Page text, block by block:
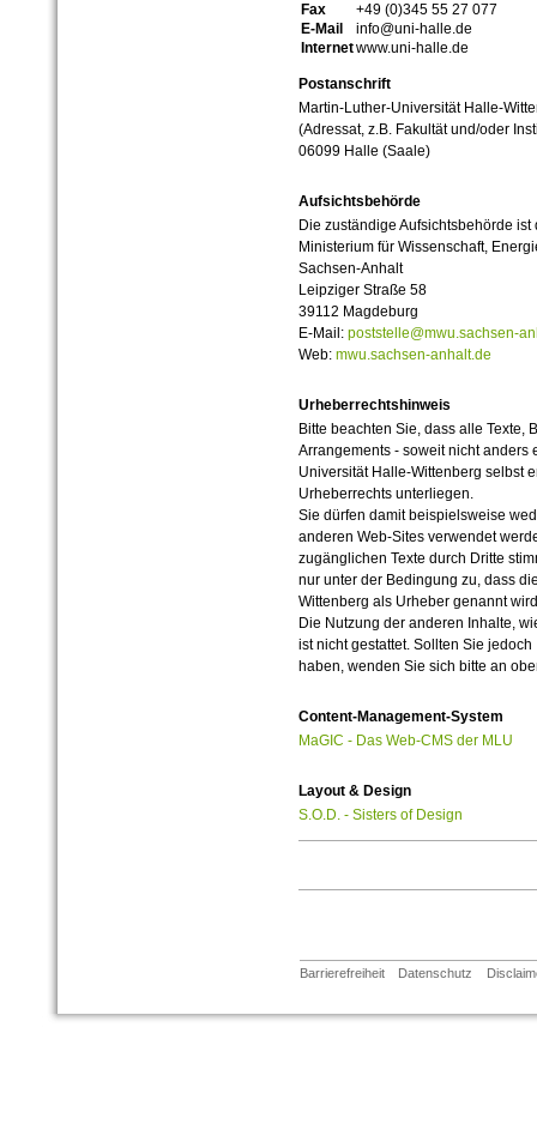
Fax
+49 (0)345 55 27 077
E-Mail
info@uni-halle.de
Internetwww.uni-halle.de
Postanschrift
Martin-Luther-Universität Halle-
(Adressat, z.B. Fakultät und/oder
06099 Halle (Saale)
Aufsichtsbehörde
Die zuständige Aufsichtsbehörde ist
Ministerium für Wissenschaft,
Sachsen-Anhalt
Leipziger Straße 58
39112 Magdeburg
E-Mail: poststelle@mwu.sachsen-
Web: mwu.sachsen-anhalt.de
Urheberrechtshinweis
Bitte beachten Sie, dass alle Texte,
Arrangements - soweit nicht anders
Universität Halle-Wittenberg selbst
Urheberrechts unterliegen.
Sie dürfen damit beispielsweise
anderen Web-Sites verwendet
zugänglichen Texte durch Dritte
nur unter der Bedingung zu, dass
Wittenberg als Urheber genannt
Die Nutzung der anderen Inhalte,
ist nicht gestattet. Sollten Sie
haben, wenden Sie sich bitte an
Content-Management-System
MaGIC - Das Web-CMS der MLU
Layout & Design
S.O.D. - Sisters of Design
Barrierefreiheit Datenschutz